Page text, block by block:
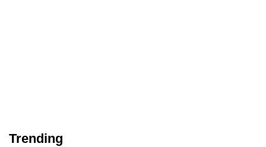
Trending